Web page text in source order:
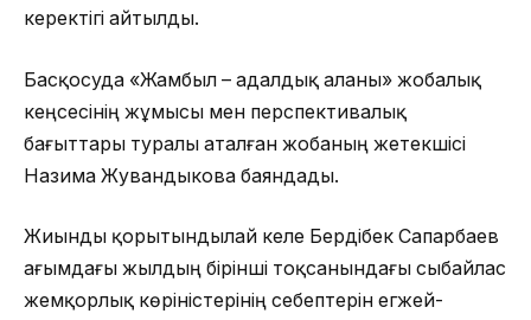
керектігі айтылды.
Басқосуда «Жамбыл – адалдық аланы» жобалық
кеңсесінің жұмысы мен перспективалық
бағыттары туралы аталған жобаның жетекшісі
Назима Жувандыкова баяндады.
Жиынды қорытындылай келе Бердібек Сапарбаев
ағымдағы жылдың бірінші тоқсанындағы сыбайлас
жемқорлық көріністерінің себептерін егжей-